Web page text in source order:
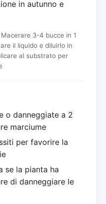
in autunno e
3-4 bucce in 1
il liquido e diluirlo in
al substrato per
o danneggiate a 2
marciume
per favorire la
se la pianta ha
di danneggiare le